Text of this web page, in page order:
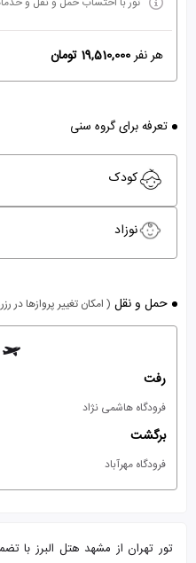
هر نفر19,510,000 تومان
تعرفه برای گروه سنی
کودک
نوزاد
حمل و نقل ( امکان تغییر پروازها
رفت
فرودگاه هاشمی نژاد
برگشت
فرودگاه مهرآباد